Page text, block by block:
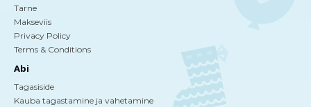
Tarne
Makseviis
Privacy Policy
Terms & Conditions
Abi
Tagasiside
Kauba tagastamine ja vahetamine